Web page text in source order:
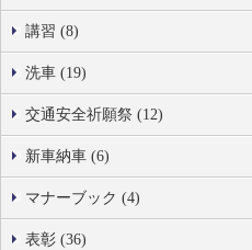
講習 (8)
洗車 (19)
交通安全祈願祭 (12)
新車納車 (6)
マナーブック (4)
表彰 (36)